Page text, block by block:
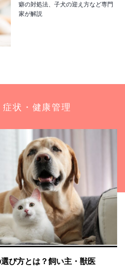
癖の対処法、子犬の迎え方など専門
家が解説
状・健康管理
び方とは？飼い主・獣医